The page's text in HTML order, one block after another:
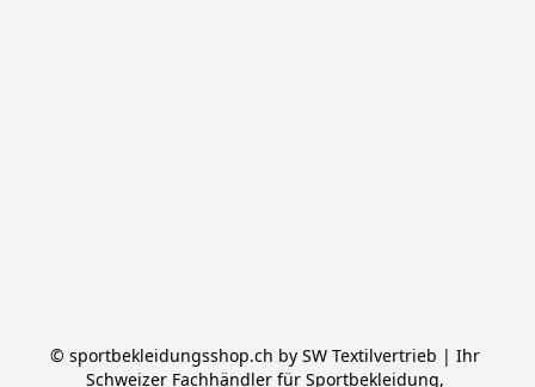
© sportbekleidungsshop.ch by SW Textilvertrieb | Ihr
Schweizer Fachhändler für Sportbekleidung,